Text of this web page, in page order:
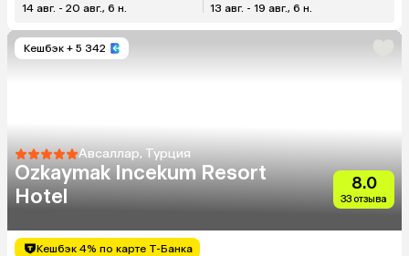
14 авг. - 20 авг., 6 н. 13 авг. - 19 авг., 6 н.
Кешбэк + 5 342
Авсаллар, Турция
Ozkaymak Incekum Resort
Hotel
8.0
33 отзыва
Кешбэк 4% по карте Т-Банка